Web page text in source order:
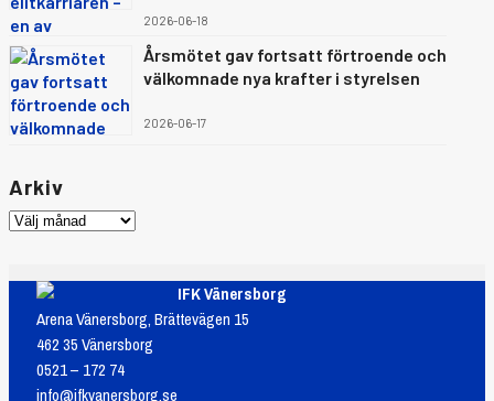
2026-06-18
Årsmötet gav fortsatt förtroende och
välkomnade nya krafter i styrelsen
2026-06-17
Arkiv
IFK Vänersborg
Arena Vänersborg, Brättevägen 15
462 35 Vänersborg
0521 – 172 74
info@ifkvanersborg.se